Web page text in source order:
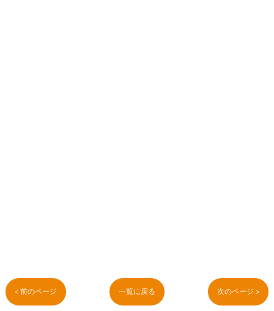
< 前のページ 一覧に戻る 次のページ >